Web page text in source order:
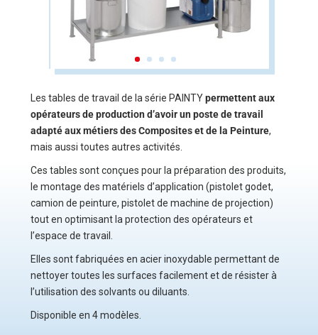
Les tables de travail de la série PAINTYpermettent aux
opérateurs de production d’avoir un poste de travail
adapté aux métiers des Composites et de la Peinture,
mais aussi toutes autres activités.
Ces tables sont conçues pour la préparation des produits,
le montage des matériels d’application (pistolet godet,
camion de peinture, pistolet de machine de projection)
tout en optimisant la protection des opérateurs et
l’espace de travail.
Elles sont fabriquées en acier inoxydable permettant de
nettoyer toutes les surfaces facilement et de résister à
l’utilisation des solvants ou diluants.
Disponible en 4 modèles.